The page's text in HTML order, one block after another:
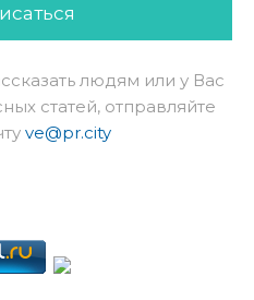
людям или у Вас
статей, отправляйте
ve@pr.city